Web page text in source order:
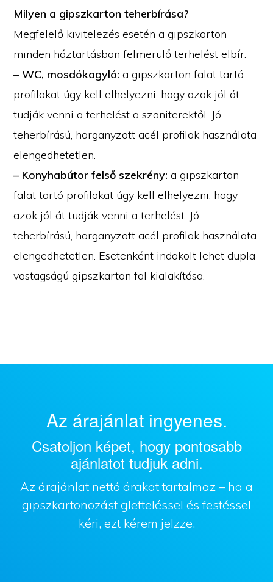
Milyen a gipszkarton teherbírása?
Megfelelő kivitelezés esetén a gipszkarton
minden háztartásban felmerülő terhelést elbír.
–WC, mosdókagyló: a gipszkarton falat tartó
profilokat úgy kell elhelyezni, hogy azok jól át
tudják venni a terhelést a szaniterektől. Jó
teherbírású, horganyzott acél profilok használata
elengedhetetlen.
– Konyhabútor felső szekrény: a gipszkarton
falat tartó profilokat úgy kell elhelyezni, hogy
azok jól át tudják venni a terhelést. Jó
teherbírású, horganyzott acél profilok használata
elengedhetetlen. Esetenként indokolt lehet dupla
vastagságú gipszkarton fal kialakítása.
Az árajánlat ingyenes.
Csatoljon képet, hogy pontosabb
ajánlatot tudjuk adni.
Az árajánlat nettó árakat tartalmaz – ha a
gipszkartonozást gletteléssel és festéssel
kéri, ezt kérem jelzze.